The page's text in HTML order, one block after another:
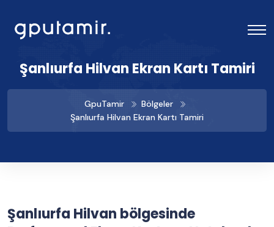
Şanlıurfa Hilvan Ekran Kartı Tamiri
GpuTamir
Bölgeler
Şanlıurfa Hilvan Ekran Kartı Tamiri
Şanlıurfa Hilvan bölgesinde